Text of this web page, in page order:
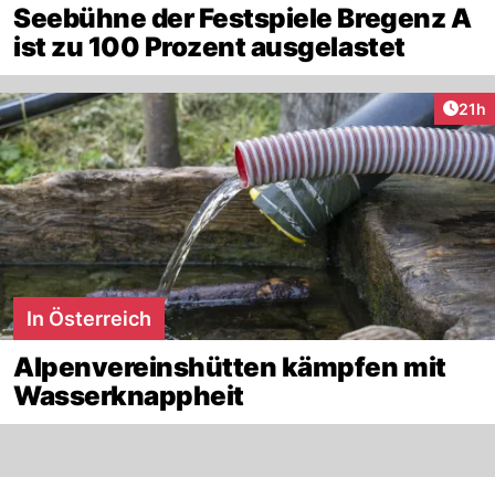
Seebühne der Festspiele Bregenz A
ist zu 100 Prozent ausgelastet
21h
In Österreich
Alpenvereinshütten kämpfen mit
Wasserknappheit